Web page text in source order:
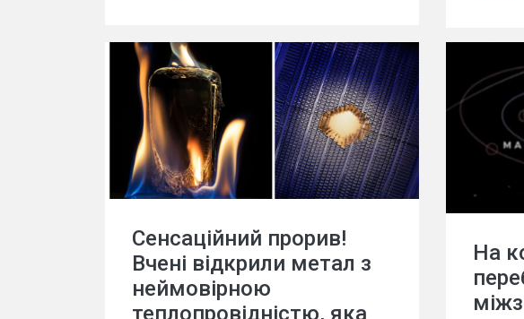
Сенсаційний прорив!
Вчені відкрили метал з
неймовірною
теплопровідністю, яка
На